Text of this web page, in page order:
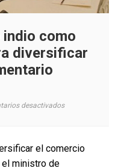
indio como
diversificar
desactivadosen
indio
el comercio
ministro de